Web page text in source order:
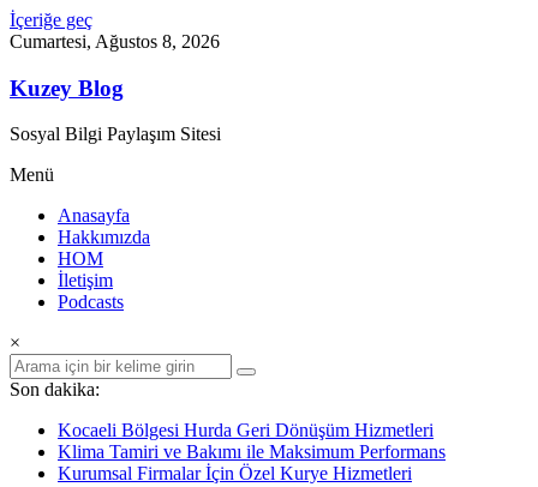
İçeriğe geç
Cumartesi, Ağustos 8, 2026
Kuzey Blog
Sosyal Bilgi Paylaşım Sitesi
Menü
Anasayfa
Hakkımızda
HOM
İletişim
Podcasts
×
Son dakika:
Kocaeli Bölgesi Hurda Geri Dönüşüm Hizmetleri
Klima Tamiri ve Bakımı ile Maksimum Performans
Kurumsal Firmalar İçin Özel Kurye Hizmetleri